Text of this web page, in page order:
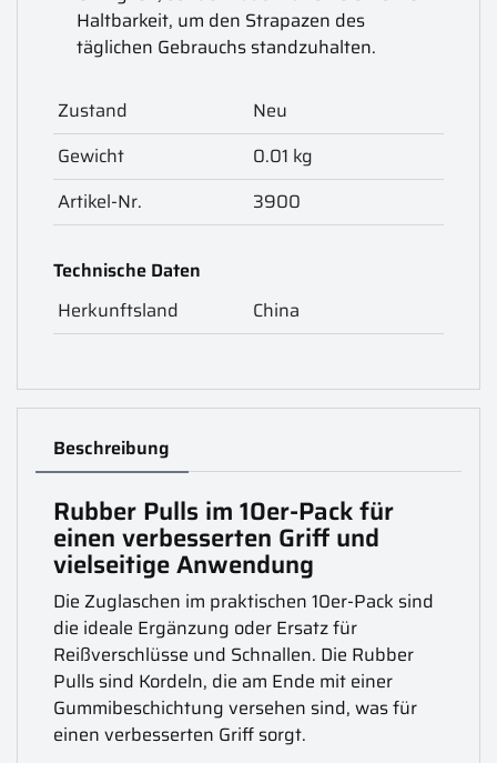
Haltbarkeit, um den Strapazen des
täglichen Gebrauchs standzuhalten.
Zustand
Neu
Gewicht
0.01 kg
Artikel-Nr.
3900
Technische Daten
Herkunftsland
China
Beschreibung
Rubber Pulls im 10er-Pack für
einen verbesserten Griff und
vielseitige Anwendung
Die Zuglaschen im praktischen 10er-Pack sind
die ideale Ergänzung oder Ersatz für
Reißverschlüsse und Schnallen. Die Rubber
Pulls sind Kordeln, die am Ende mit einer
Gummibeschichtung versehen sind, was für
einen verbesserten Griff sorgt.